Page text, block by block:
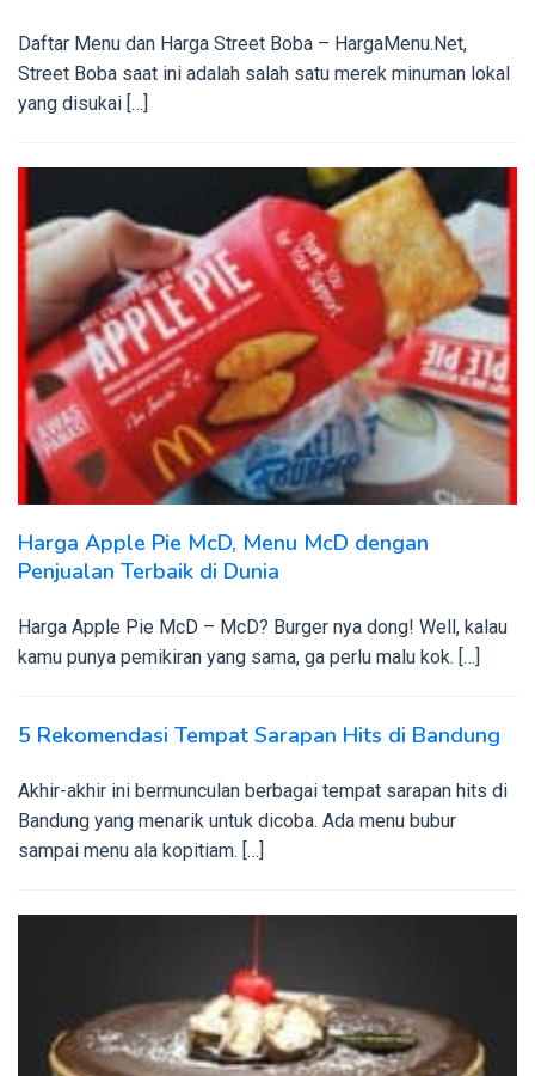
Daftar Menu dan Harga Street Boba – HargaMenu.Net,
Street Boba saat ini adalah salah satu merek minuman lokal
yang disukai […]
Harga Apple Pie McD, Menu McD dengan
Penjualan Terbaik di Dunia
Harga Apple Pie McD – McD? Burger nya dong! Well, kalau
kamu punya pemikiran yang sama, ga perlu malu kok. […]
5 Rekomendasi Tempat Sarapan Hits di Bandung
Akhir-akhir ini bermunculan berbagai tempat sarapan hits di
Bandung yang menarik untuk dicoba. Ada menu bubur
sampai menu ala kopitiam. […]